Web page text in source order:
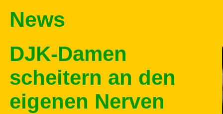
News
DJK-Damen
scheitern an den
eigenen Nerven